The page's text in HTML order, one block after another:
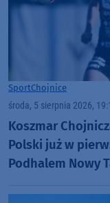
SportChojnice
środa, 5 sierpnia 2026,
Koszmar
Polski już w
Podhalem Nowy